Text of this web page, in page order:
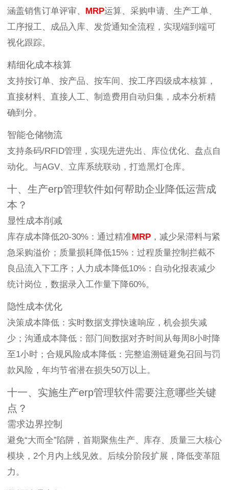
涵盖销售订单评审、 MRP运算、采购申请、生产工单、
工序报工、成品入库、发货通知全流程，实现端到端可
视化跟踪。
精细化成本核算
支持按订单、按产品、按车间、按工序四级成本核算，
直接材料、直接人工、制造费用自动归集，成本分析精
确到分。
智能仓储物流
支持条码/RFID管理，实现先进先出、库位优化、盘点自
动化。与AGV、立库系统联动，打造黑灯仓库。
十、生产erp管理软件如何帮助企业降低运营成
本？
显性成本削减
库存成本降低20-30%：通过精准MRP ，减少呆滞料与紧
急采购溢价；质量损耗降低15%：过程质量控制拦截不
良品流入下工序；人力成本降低10%：自动化报表减少
统计岗位，数据录入工作量下降60%。
隐性成本优化
决策成本降低：实时数据支撑快速响应，机会损失减
少；沟通成本降低：部门间数据对齐时间从每周8小时降
至1小时；合规风险成本降低：完整追溯链避免召回与罚
款风险，年均节省潜在损失50万以上。
十一、实施生产erp管理软件需要注意哪些关键
点？
需求边界控制
避免“大而全”陷阱，首期聚焦生产、库存、质量三大核心
模块，2个月内上线见效。后续分阶段扩展，降低变革阻
力。